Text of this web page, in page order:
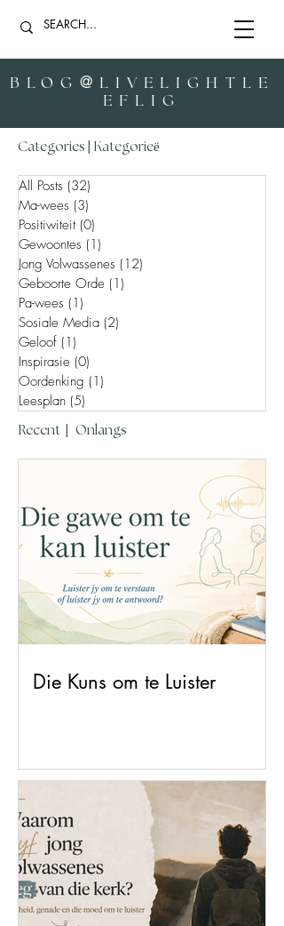
BLOG @ LIVELIGHTLE
EFLIG
Categories | Kategorieë
All Posts (32)
Ma-wees (3)
Positiwiteit (0)
Gewoontes (1)
Jong Volwassenes (12)
Geboorte Orde (1)
Pa-wees (1)
Sosiale Media (2)
Geloof (1)
Inspirasie (0)
Oordenking (1)
Leesplan (5)
Recent | Onlangs
Die Kuns om te Luister